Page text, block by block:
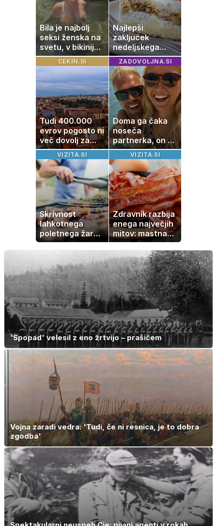
Bila je najbolj
seksi ženska na
svetu, v bikiniju
znova navdušila
Najlepši
zaključek
nedeljskega
kosila: 8 sladic
brez peke, ki se
jih vsi veselijo
CEKIN.SI
Tudi 400.000
evrov pogosto ni
več dovolj za
nakup
stanovanja
ZADOVOLJNA.SI
Doma ga čaka
noseča
partnerka, on pa
dopustuje z
drugo
VIZITA.SI
Skrivnost
lahkotnega
poletnega žara,
po katerem ne
boste
potrebovali
popoldanskega
spanca
VIZITA.SI
Zdravnik razbija
enega največjih
mitov: mastna
jetra ne
nastanejo zaradi
slanine, temveč
zaradi živila, ki
ga imamo vsi
radi
'Spopad' velesil z eno žrtvijo – prašičem
Vojna zaradi vedra: 'Tudi, če ni resnica, je to dobra
zgodba'